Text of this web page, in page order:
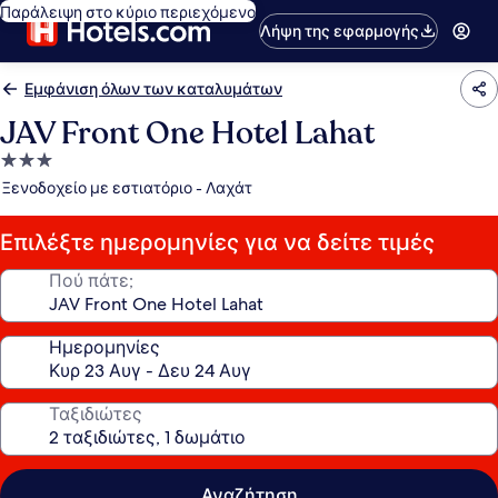
Παράλειψη στο κύριο περιεχόμενο
Λήψη της εφαρμογής
Εμφάνιση όλων των καταλυμάτων
JAV Front One Hotel Lahat
Κατάλυμα
με
αστέρια
Ξενοδοχείο με εστιατόριο - Λαχάτ
Επιλέξτε ημερομηνίες για να δείτε τιμές
Πού πάτε;
Ημερομηνίες
Ταξιδιώτες